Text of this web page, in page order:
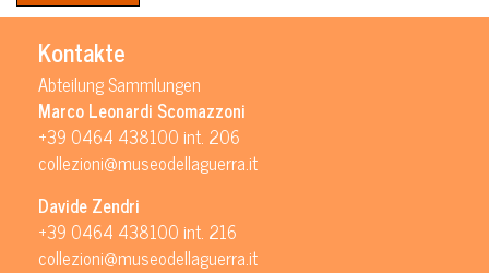
Kontakte
Abteilung Sammlungen
Marco Leonardi Scomazzoni
+39 0464 438100 int. 206
collezioni@museodellaguerra.it
Davide Zendri
+39 0464 438100 int. 216
collezioni@museodellaguerra.it